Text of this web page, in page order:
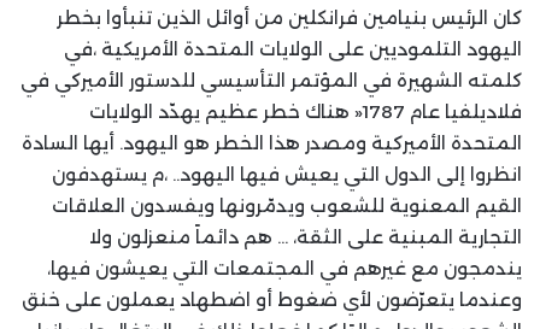
كان الرئيس بنيامين فرانكلين من أوائل الذين تنبأوا بخطر
اليهود التلموديين على الولايات المتحدة الأمريكية ،في
كلمته الشهيرة في المؤتمر التأسيسي للدستور الأميركي في
فلاديلفيا عام 1787« هناك خطر عظيم يهدّد الولايات
المتحدة الأميركية ومصدر هذا الخطر هو اليهود. أيها السادة
انظروا إلى الدول التي يعيش فيها اليهود.. ،م يستهدفون
القيم المعنوية للشعوب ويدمّرونها ويفسدون العلاقات
التجارية المبنية على الثقة، … هم دائماً منعزلون ولا
يندمجون مع غيرهم في المجتمعات التي يعيشون فيها،
وعندما يتعرّضون لأي ضغوط أو اضطهاد يعملون على خنق